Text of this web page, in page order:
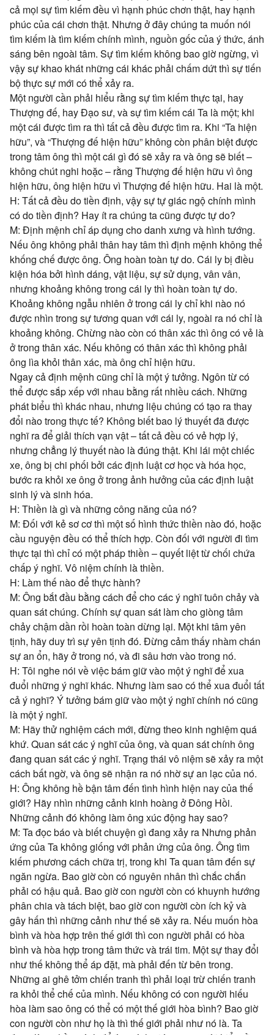
cả mọi sự tìm kiếm đều vì hạnh phúc chơn thật, hay hạnh
phúc của cái chơn thật. Nhưng ở đây chúng ta muốn nói
tìm kiếm là tìm kiếm chính mình, nguồn gốc của ý thức, ánh
sáng bên ngoài tâm. Sự tìm kiếm không bao giờ ngừng, vì
vậy sự khao khát những cái khác phải chấm dứt thì sự tiến
bộ thực sự mới có thể xảy ra.
Một người cần phải hiểu rằng sự tìm kiếm thực tại, hay
Thượng đế, hay Đạo sư, và sự tìm kiếm cái Ta là một; khi
một cái được tìm ra thì tất cả đều được tìm ra. Khi “Ta hiện
hữu”, và “Thượng đế hiện hữu” không còn phân biệt được
trong tâm ông thì một cái gì đó sẽ xảy ra và ông sẽ biết –
không chút nghi hoặc – rằng Thượng đế hiện hữu vì ông
hiện hữu, ông hiện hữu vì Thượng đế hiện hữu. Hai là một.
H: Tất cả đều do tiền định, vậy sự tự giác ngộ chính mình
có do tiền định? Hay ít ra chúng ta cũng được tự do?
M: Định mệnh chỉ áp dụng cho danh xưng và hình tướng.
Nếu ông không phải thân hay tâm thì định mệnh không thể
khống chế được ông. Ông hoàn toàn tự do. Cái ly bị điều
kiện hóa bởi hình dáng, vật liệu, sự sử dụng, vân vân,
nhưng khoảng không trong cái ly thì hoàn toàn tự do.
Khoảng không ngẫu nhiên ở trong cái ly chỉ khi nào nó
được nhìn trong sự tương quan với cái ly, ngoài ra nó chỉ là
khoảng không. Chừng nào còn có thân xác thì ông có vẻ là
ở trong thân xác. Nếu không có thân xác thì không phải
ông lìa khỏi thân xác, mà ông chỉ hiện hữu.
Ngay cả định mệnh cũng chỉ là một ý tưởng. Ngôn từ có
thể được sắp xếp với nhau bằng rất nhiều cách. Những
phát biểu thì khác nhau, nhưng liệu chúng có tạo ra thay
đổi nào trong thực tế? Không biết bao lý thuyết đã được
nghĩ ra để giải thích vạn vật – tất cả đều có vẻ hợp lý,
nhưng chẳng lý thuyết nào là đúng thật. Khi lái một chiếc
xe, ông bị chi phối bởi các định luật cơ học và hóa học,
bước ra khỏi xe ông ở trong ảnh hưởng của các định luật
sinh lý và sinh hóa.
H: Thiền là gì và những công năng của nó?
M: Đối với kẻ sơ cơ thì một số hình thức thiền nào đó, hoặc
cầu nguyện đều có thể thích hợp. Còn đối với người đi tìm
thực tại thì chỉ có một pháp thiền – quyết liệt từ chối chứa
chấp ý nghĩ. Vô niệm chính là thiền.
H: Làm thế nào để thực hành?
M: Ông bắt đầu bằng cách để cho các ý nghĩ tuôn chảy và
quan sát chúng. Chính sự quan sát làm cho giòng tâm
chảy chậm dần rồi hoàn toàn dừng lại. Một khi tâm yên
tịnh, hãy duy trì sự yên tịnh đó. Đừng cảm thấy nhàm chán
sự an ổn, hãy ở trong nó, và đi sâu hơn vào trong nó.
H: Tôi nghe nói về việc bám giữ vào một ý nghĩ để xua
đuổi những ý nghĩ khác. Nhưng làm sao có thể xua đuổi tất
cả ý nghĩ? Ý tưởng bám giữ vào một ý nghĩ chính nó cũng
là một ý nghĩ.
M: Hãy thử nghiệm cách mới, đừng theo kinh nghiệm quá
khứ. Quan sát các ý nghĩ của ông, và quan sát chính ông
đang quan sát các ý nghĩ. Trạng thái vô niệm sẽ xảy ra một
cách bất ngờ, và ông sẽ nhận ra nó nhờ sự an lạc của nó.
H: Ông không hề bận tâm đến tình hình hiện nay của thế
giới? Hãy nhìn những cảnh kinh hoàng ở Đông Hồi.
Những cảnh đó không làm ông xúc động hay sao?
M: Ta đọc báo và biết chuyện gì đang xảy ra Nhưng phản
ứng của Ta không giống với phản ứng của ông. Ông tìm
kiếm phương cách chữa trị, trong khi Ta quan tâm đến sự
ngăn ngừa. Bao giờ còn có nguyên nhân thì chắc chắn
phải có hậu quả. Bao giờ con người còn có khuynh hướng
phân chia và tách biệt, bao giờ con người còn ích kỷ và
gây hấn thì những cảnh như thế sẽ xảy ra. Nếu muốn hòa
bình và hòa hợp trên thế giới thì con người phải có hòa
bình và hòa hợp trong tâm thức và trái tim. Một sự thay đổi
như thế không thể áp đặt, mà phải đến từ bên trong.
Những ai ghê tởm chiến tranh thì phải loại trừ chiến tranh
ra khỏi thể chế của mình. Nếu không có con người hiếu
hòa làm sao ông có thể có một thế giới hòa bình? Bao giờ
con người còn như họ là thì thế giới phải như nó là. Ta